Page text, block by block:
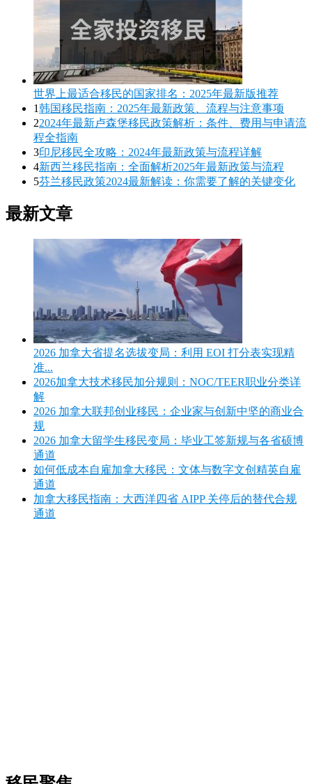
世界上最适合移民的国家排名：2025年最新版推荐
1韩国移民指南：2025年最新政策、流程与注意事项
22024年最新卢森堡移民政策解析：条件、费用与申请流
程全指南
3印尼移民全攻略：2024年最新政策与流程详解
4新西兰移民指南：全面解析2025年最新政策与流程
5芬兰移民政策2024最新解读：你需要了解的关键变化
最新文章
2026 加拿大省提名选拔变局：利用 EOI 打分表实现精
准...
2026加拿大技术移民加分规则：NOC/TEER职业分类详
解
2026 加拿大联邦创业移民：企业家与创新中坚的商业合
规
2026 加拿大留学生移民变局：毕业工签新规与各省硕博
通道
如何低成本自雇加拿大移民：文体与数字文创精英自雇
通道
加拿大移民指南：大西洋四省 AIPP 关停后的替代合规
通道